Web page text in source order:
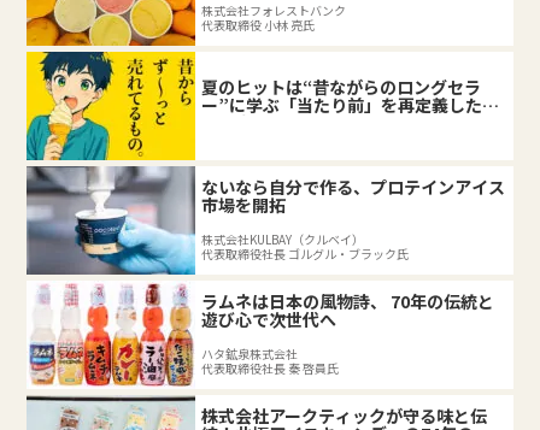
株式会社フォレストバンク
代表取締役 小林 亮氏
夏のヒットは“昔ながらのロングセラ
ー”に学ぶ「当たり前」を再定義した企
業の底力
ないなら自分で作る、プロテインアイス
市場を開拓
株式会社KULBAY（クルベイ）
代表取締役社長 ゴルグル・ブラック氏
ラムネは日本の風物詩、 70年の伝統と
遊び心で次世代へ
ハタ鉱泉株式会社
代表取締役社長 秦 啓員氏
株式会社アークティックが守る味と伝